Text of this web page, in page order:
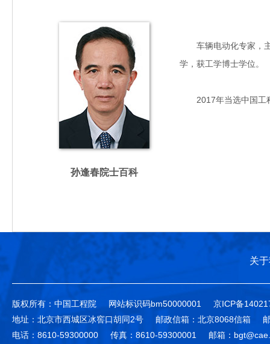
孙逢春院士百科
车辆电动化专家，主
学，获工学博士学位。
2017年当选中国工
关
版权所有：中国工程院 网站标识码bm50000001
京ICP备
地址：北京市西城区冰窖口胡同2号
邮政信箱：北京8068信箱
电话：8610-59300000
传真：8610-59300001 邮箱：